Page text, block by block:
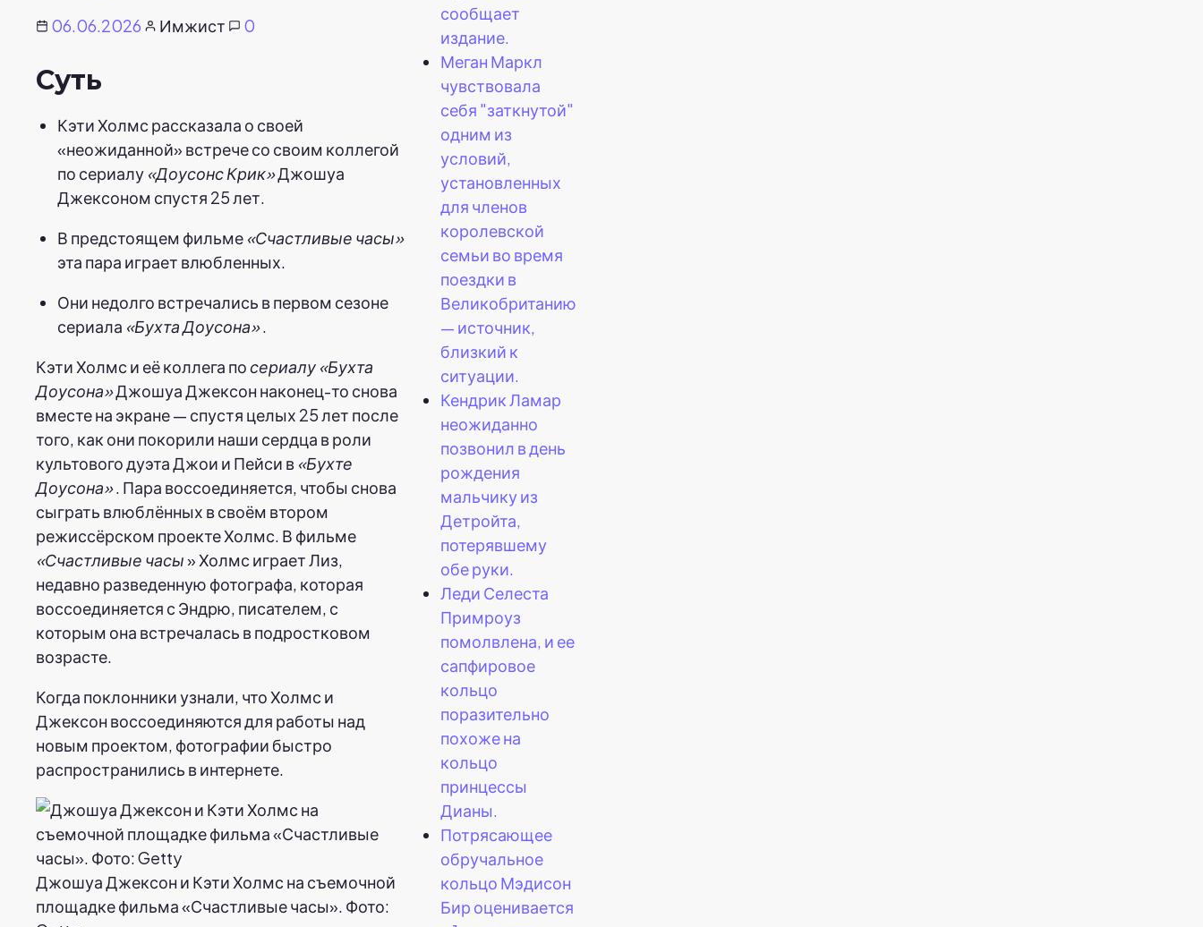
06.06.2026 Имжист 0
Суть
Кэти Холмс рассказала о своей
«неожиданной» встрече со своим коллегой
по сериалу «Доусонс Крик»Джошуа
Джексоном спустя 25 лет.
В предстоящем фильме «Счастливые часы»
эта пара играет влюбленных.
Они недолго встречались в первом сезоне
сериала «Бухта Доусона».
Кэти Холмс и её коллега посериалу «Бухта
Доусона»Джошуа Джексон наконец-то снова
вместе на экране — спустя целых 25 лет после
того, как они покорили наши сердца в роли
культового дуэта Джои и Пейси в «Бухте
Доусона». Пара воссоединяется, чтобы снова
сыграть влюблённых в своём втором
режиссёрском проекте Холмс. В фильме
«Счастливые часы» Холмс играет Лиз,
недавно разведенную фотографа, которая
воссоединяется с Эндрю, писателем, с
которым она встречалась в подростковом
возрасте.
Когда поклонники узнали, что Холмс и
Джексон воссоединяются для работы над
новым проектом, фотографии быстро
распространились в интернете.
Джошуа Джексон и Кэти Холмс на съемочной
площадке фильма «Счастливые часы». Фото:
сообщает
издание.
Меган Маркл
чувствовала
себя "заткнутой"
одним из
условий,
установленных
для членов
королевской
семьи во время
поездки в
Великобританию
— источник,
близкий к
ситуации.
Кендрик Ламар
неожиданно
позвонил в день
рождения
мальчику из
Детройта,
потерявшему
обе руки.
Леди Селеста
Примроуз
помолвлена, и ее
сапфировое
кольцо
поразительно
похоже на
кольцо
принцессы
Дианы.
Потрясающее
обручальное
кольцо Мэдисон
Бир оценивается